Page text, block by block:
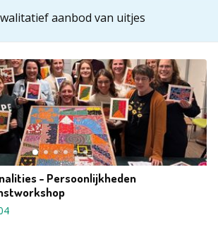
aanbod van uitjes
- Persoonlijkheden